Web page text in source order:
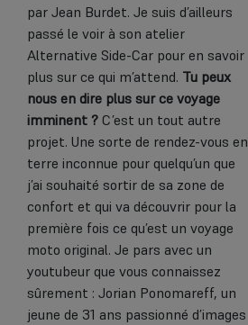
par Jean Burdet. Je suis d’ailleurs
passé le voir à son atelier
Alternative Side-Car pour en savoir
plus sur ce qui m’attend. Tu peux
nous en dire plus sur ce voyage
imminent ? C’est un tout autre
projet. Une sorte de rendez-vous en
terre inconnue pour quelqu’un que
j’ai souhaité sortir de sa zone de
confort et qui va découvrir pour la
première fois ce qu’est un voyage
moto original. Je pars avec un
youtubeur que vous connaissez
sûrement : Jorian Ponomareff, un
jeune de 31 ans passionné d’images